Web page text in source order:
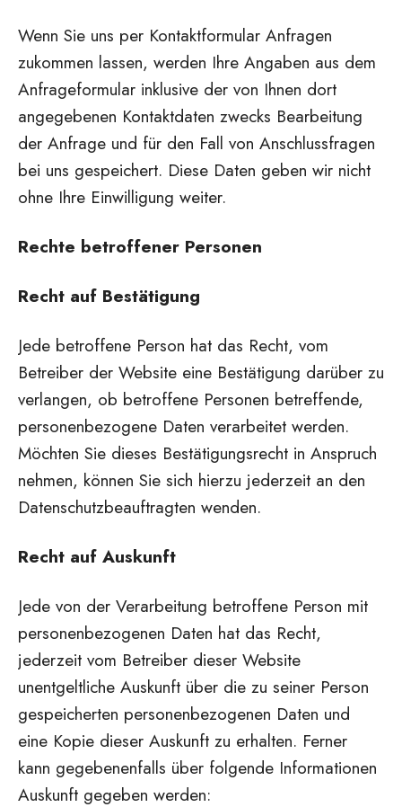
Wenn Sie uns per Kontaktformular Anfragen
zukommen lassen, werden Ihre Angaben aus dem
Anfrageformular inklusive der von Ihnen dort
angegebenen Kontaktdaten zwecks Bearbeitung
der Anfrage und für den Fall von Anschlussfragen
bei uns gespeichert. Diese Daten geben wir nicht
ohne Ihre Einwilligung weiter.
Rechte betroffener Personen
Recht auf Bestätigung
Jede betroffene Person hat das Recht, vom
Betreiber der Website eine Bestätigung darüber zu
verlangen, ob betroffene Personen betreffende,
personenbezogene Daten verarbeitet werden.
Möchten Sie dieses Bestätigungsrecht in Anspruch
nehmen, können Sie sich hierzu jederzeit an den
Datenschutzbeauftragten wenden.
Recht auf Auskunft
Jede von der Verarbeitung betroffene Person mit
personenbezogenen Daten hat das Recht,
jederzeit vom Betreiber dieser Website
unentgeltliche Auskunft über die zu seiner Person
gespeicherten personenbezogenen Daten und
eine Kopie dieser Auskunft zu erhalten. Ferner
kann gegebenenfalls über folgende Informationen
Auskunft gegeben werden: